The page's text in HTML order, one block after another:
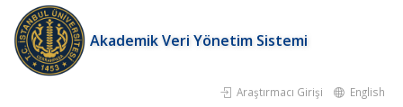
Akademik Veri Yönetim Sistemi
Araştırmacı Girişi English